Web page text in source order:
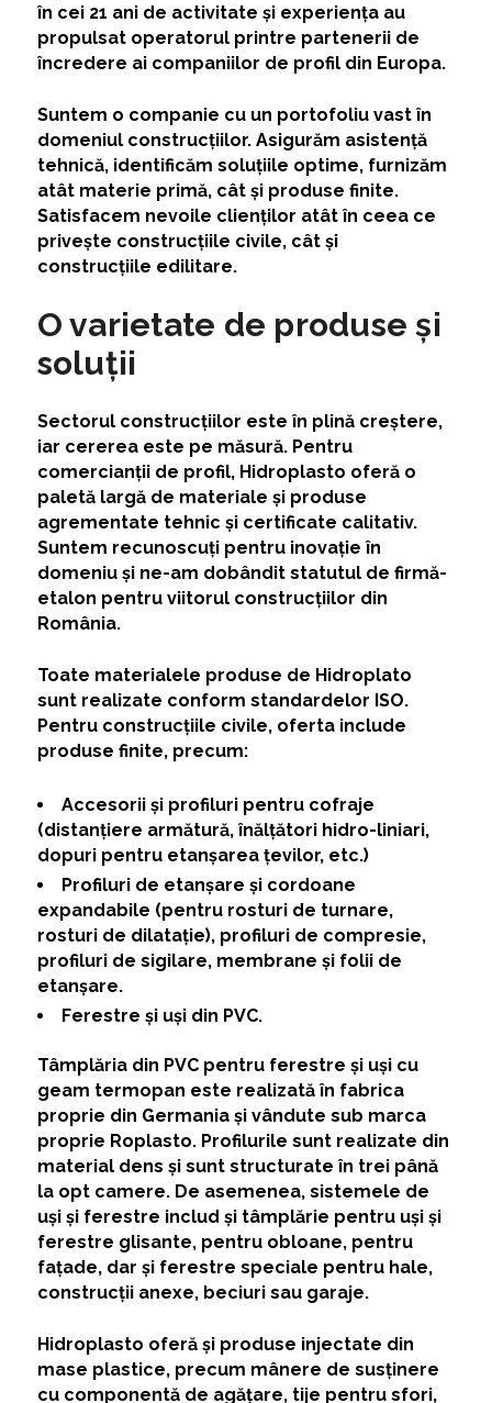
în cei 21 ani de activitate și experiența au
propulsat operatorul printre partenerii de
încredere ai companiilor de profil din Europa.
Suntem o companie cu un portofoliu vast în
domeniul construcțiilor. Asigurăm asistență
tehnică, identificăm soluțiile optime, furnizăm
atât materie primă, cât și produse finite.
Satisfacem nevoile clienților atât în ceea ce
privește construcțiile civile, cât și
construcțiile edilitare.
O varietate de produse și
soluții
Sectorul construcțiilor este în plină creștere,
iar cererea este pe măsură. Pentru
comercianții de profil, Hidroplasto oferă o
paletă largă de materiale și produse
agrementate tehnic și certificate calitativ.
Suntem recunoscuți pentru inovație în
domeniu și ne-am dobândit statutul de firmă-
etalon pentru viitorul construcțiilor din
România.
Toate materialele produse de Hidroplato
sunt realizate conform standardelor ISO.
Pentru construcțiile civile, oferta include
produse finite, precum:
Accesorii și profiluri pentru cofraje
(distanțiere armătură, înălțători hidro-liniari,
dopuri pentru etanșarea țevilor, etc.)
Profiluri de etanșare și cordoane
expandabile (pentru rosturi de turnare,
rosturi de dilatație), profiluri de compresie,
profiluri de sigilare, membrane și folii de
etanșare.
Ferestre și uși din PVC.
Tâmplăria din PVC pentru ferestre și uși cu
geam termopan este realizată în fabrica
proprie din Germania și vândute sub marca
proprie Roplasto. Profilurile sunt realizate din
material dens și sunt structurate în trei până
la opt camere. De asemenea, sistemele de
uși și ferestre includ și tâmplărie pentru uși și
ferestre glisante, pentru obloane, pentru
fațade, dar și ferestre speciale pentru hale,
construcții anexe, beciuri sau garaje.
Hidroplasto oferă și produse injectate din
mase plastice, precum mânere de susținere
cu componentă de agățare, tije pentru sfori,